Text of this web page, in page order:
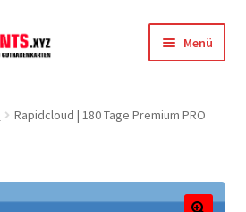
Menü
Rapidcloud | 180 Tage Premium PRO